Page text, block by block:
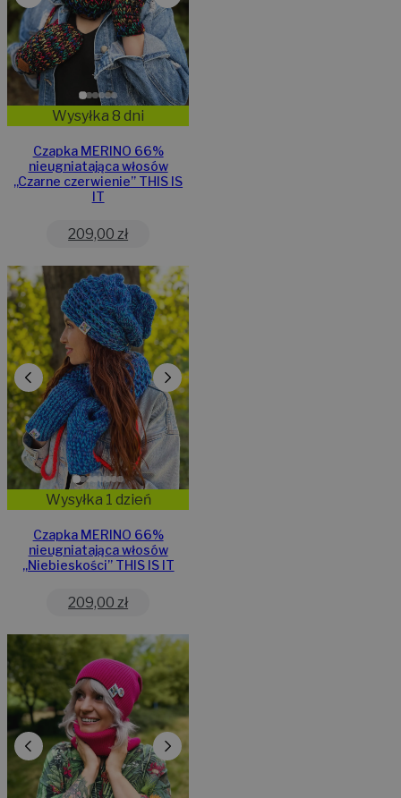
Wysyłka 8 dni
Czapka MERINO 66%
nieugniatająca włosów
,,Czarne czerwienie” THIS IS
IT
209,00 zł
Wysyłka 1 dzień
Czapka MERINO 66%
nieugniatająca włosów
,,Niebieskości” THIS IS IT
209,00 zł